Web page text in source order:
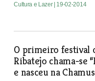
Cultura e Lazer | 19-02-2014
O primeiro festival
Ribatejo chama-se
e nasceu na